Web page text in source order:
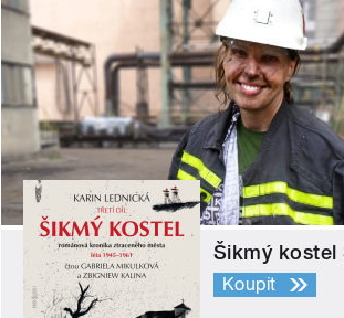
Šikmý kostel
Koupit